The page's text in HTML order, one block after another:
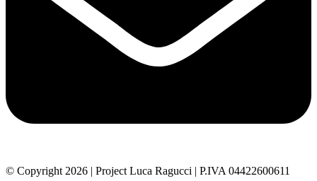
© Copyright 2026 | Project Luca Ragucci | P.IVA 04422600611